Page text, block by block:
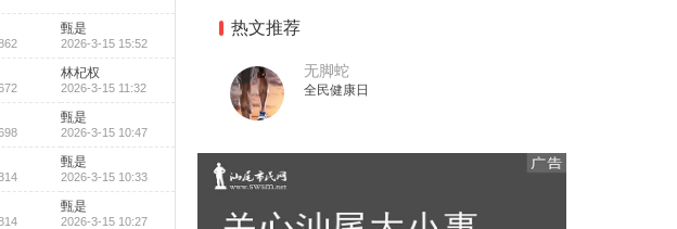
甄是
2026-3-15 15:52
林杞权
2026-3-15 11:32
甄是
2026-3-15 10:47
甄是
2026-3-15 10:33
甄是
2026-3-15 10:27
热文推荐
无脚蛇
全民健康日